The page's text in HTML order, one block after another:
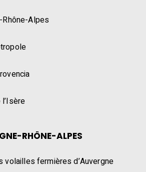
Alpes
RHÔNE-ALPES
volailles fermières d’Auvergne